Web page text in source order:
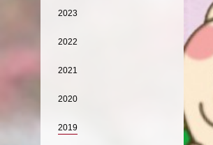
2023
2022
2021
2020
2019